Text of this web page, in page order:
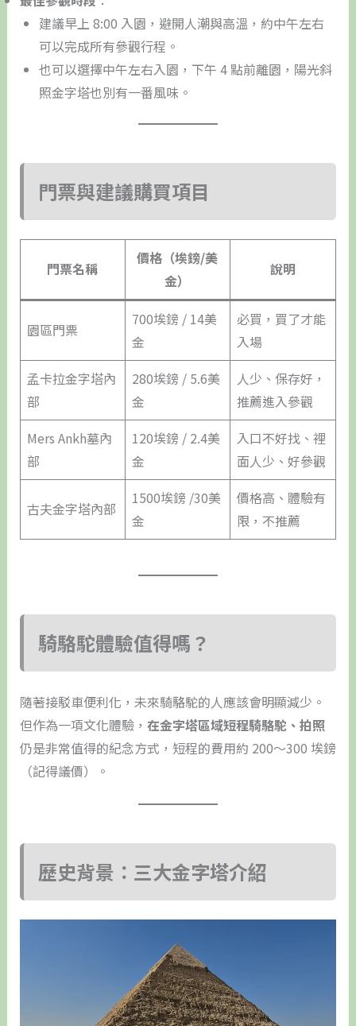
建議早上 8:00 入園，避開人潮與高溫，約中午左右
可以完成所有參觀行程。
也可以選擇中午左右入園，下午 4 點前離園，陽光斜
照金字塔也別有一番風味。
門票與建議購買項目
門票名稱
價格（埃鎊/美
金）
說明
園區門票
700埃鎊 / 14美
金
必買，買了才能
入場
孟卡拉金字塔內
部
280埃鎊 / 5.6美
金
人少、保存好，
推薦進入參觀
Mers Ankh墓內
部
120埃鎊 / 2.4美
金
入口不好找、裡
面人少、好參觀
古夫金字塔內部
1500埃鎊 /30美
金
價格高、體驗有
限，不推薦
騎駱駝體驗值得嗎？
隨著接駁車便利化，未來騎駱駝的人應該會明顯減少。
但作為一項文化體驗， 在金字塔區域短程騎駱駝、拍照
仍是非常值得的紀念方式，短程的費用約 200～300 埃鎊
（記得議價）。
歷史背景：三大金字塔介紹